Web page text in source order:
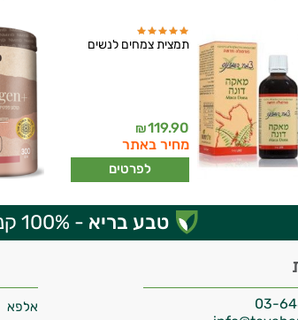
תמצית צמחים לנשים
119.90
₪
מחיר באתר
לפרטים
טבע בריא - 100% קנייה בטוחה
03-
אלפא